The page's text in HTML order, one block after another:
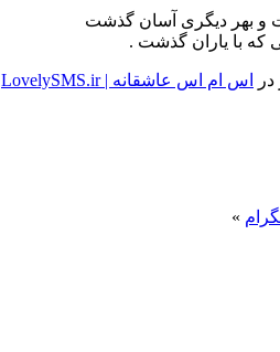
و بهر دیگری آسان گذشت
که با یاران گذشت .
در اس ام اس عاشقانه | LovelySMS.ir
»